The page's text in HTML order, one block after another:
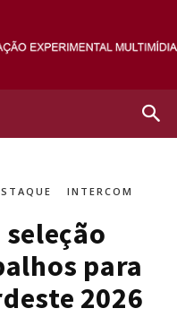
INTERCOM
seleção
para
2026